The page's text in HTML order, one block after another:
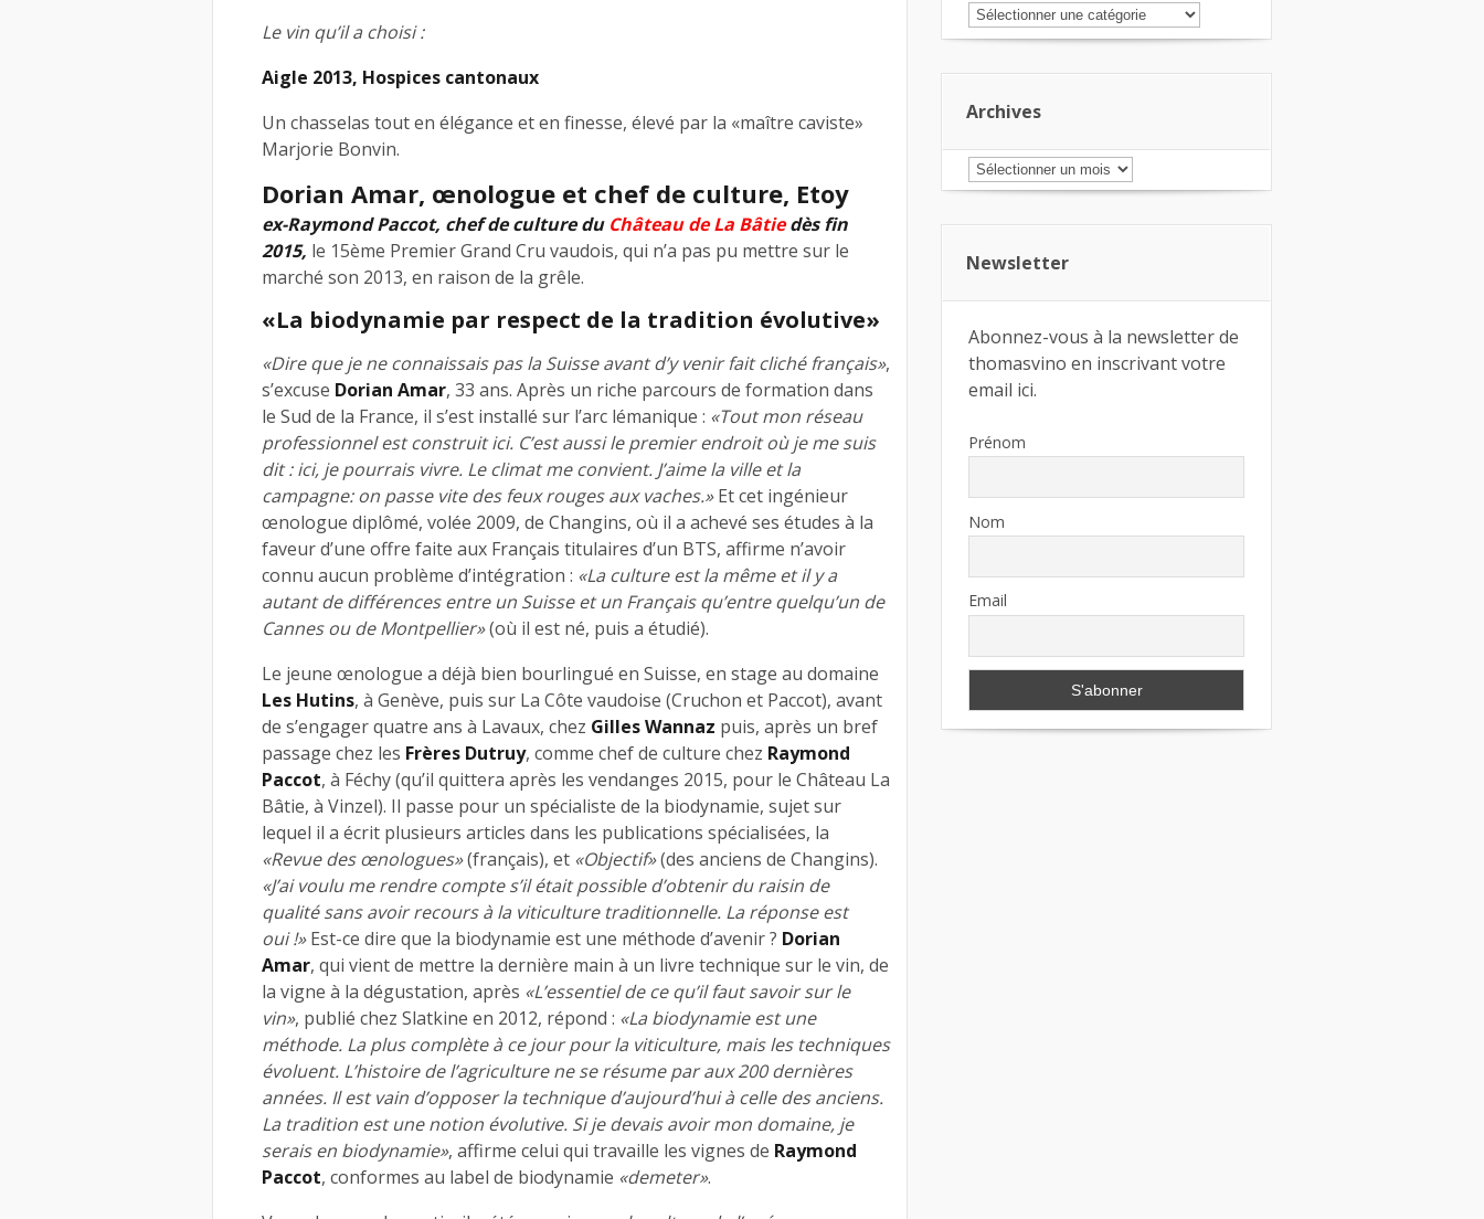
Le vin qu’il a choisi :
Aigle 2013, Hospices cantonaux
Un chasselas tout en élégance et en finesse, élevé par la «maître caviste»
Marjorie Bonvin.
Dorian Amar, œnologue et chef de culture, Etoy
ex-Raymond Paccot, chef de culture du Château de La Bâtiedès fin
2015, le 15ème Premier Grand Cru vaudois, qui n’a pas pu mettre sur le
marché son 2013, en raison de la grêle.
«La biodynamie par respect de la tradition évolutive»
«Dire que je ne connaissais pas la Suisse avant d’y venir fait cliché français»,
s’excuse Dorian Amar, 33 ans. Après un riche parcours de formation dans
le Sud de la France, il s’est installé sur l’arc lémanique : «Tout mon réseau
professionnel est construit ici. C’est aussi le premier endroit où je me suis
dit : ici, je pourrais vivre. Le climat me convient. J’aime la ville et la
campagne: on passe vite des feux rouges aux vaches.»Et cet ingénieur
œnologue diplômé, volée 2009, de Changins, où il a achevé ses études à la
faveur d’une offre faite aux Français titulaires d’un BTS, affirme n’avoir
connu aucun problème d’intégration : «La culture est la même et il y a
autant de différences entre un Suisse et un Français qu’entre quelqu’un de
Cannes ou de Montpellier»(où il est né, puis a étudié).
Le jeune œnologue a déjà bien bourlingué en Suisse, en stage au domaine
Les Hutins, à Genève, puis sur La Côte vaudoise (Cruchon et Paccot), avant
de s’engager quatre ans à Lavaux, chez Gilles Wannaz puis, après un bref
passage chez les Frères Dutruy, comme chef de culture chez Raymond
Paccot, à Féchy (qu’il quittera après les vendanges 2015, pour le Château La
Bâtie, à Vinzel). Il passe pour un spécialiste de la biodynamie, sujet sur
lequel il a écrit plusieurs articles dans les publications spécialisées, la
«Revue des œnologues»(français), et «Objectif»(des anciens de Changins).
«J’ai voulu me rendre compte s’il était possible d’obtenir du raisin de
qualité sans avoir recours à la viticulture traditionnelle. La réponse est
oui !»Est-ce dire que la biodynamie est une méthode d’avenir ? Dorian
Amar, qui vient de mettre la dernière main à un livre technique sur le vin, de
la vigne à la dégustation, après «L’essentiel de ce qu’il faut savoir sur le
vin», publié chez Slatkine en 2012, répond : «La biodynamie est une
méthode. La plus complète à ce jour pour la viticulture, mais les techniques
évoluent. L’histoire de l’agriculture ne se résume par aux 200 dernières
années. Il est vain d’opposer la technique d’aujourd’hui à celle des anciens.
La tradition est une notion évolutive. Si je devais avoir mon domaine, je
serais en biodynamie», affirme celui qui travaille les vignes de Raymond
Paccot, conformes au label de biodynamie «demeter».
Les
articles
Archives
Archives
Newsletter
Abonnez-vous à la newsletter de
thomasvino en inscrivant votre
email ici.
Prénom
Nom
Email